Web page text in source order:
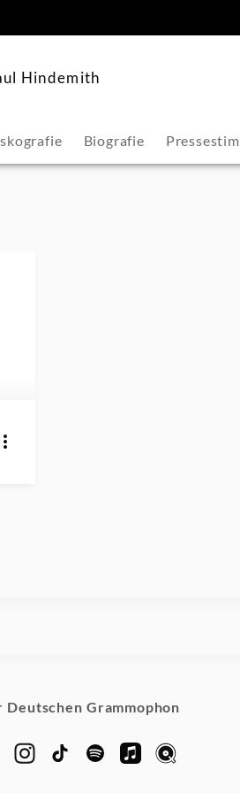
Hindemith
Biografie
Deutschen Grammophon